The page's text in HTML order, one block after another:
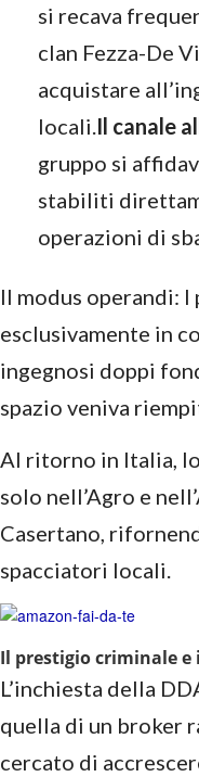
si recava
clan Fezza-De
acquistare
locali. Il canale
gruppo si
stabiliti
operazioni di
Il modus operandi:
esclusivamente in
ingegnosi doppi
spazio veniva
Al ritorno in Italia,
solo nell’Agro e
Casertano,
spacciatori locali.
Il prestigio criminale
L’inchiesta della
quella di un broker
cercato di